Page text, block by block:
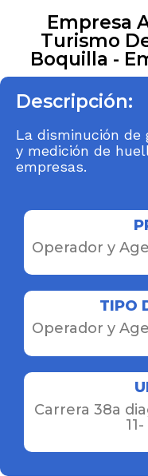
Empresa
Turismo
Boquilla -
Descripción:
La disminución de
y medición de
empresas.
Operador y
TIPO
Operador y
Carrera 38a